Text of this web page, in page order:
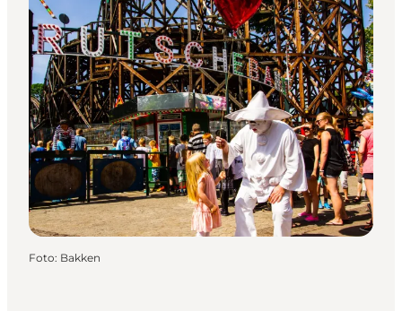
Foto: Bakken